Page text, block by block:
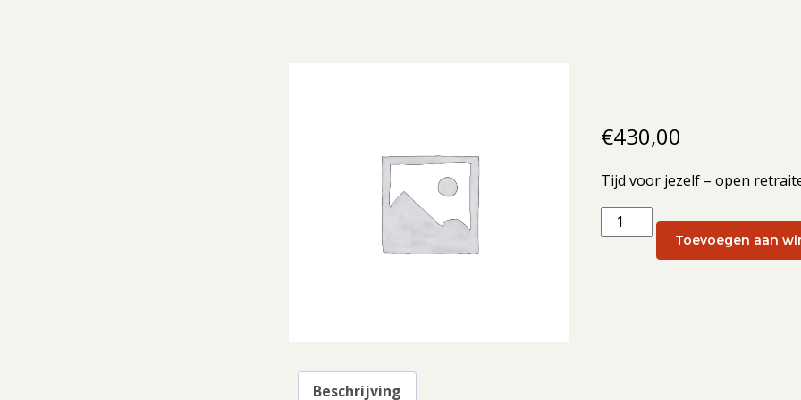
€430,00
Tijd voor jezelf – open
Tijd
voor
Toevoegen aan
Beschrijving